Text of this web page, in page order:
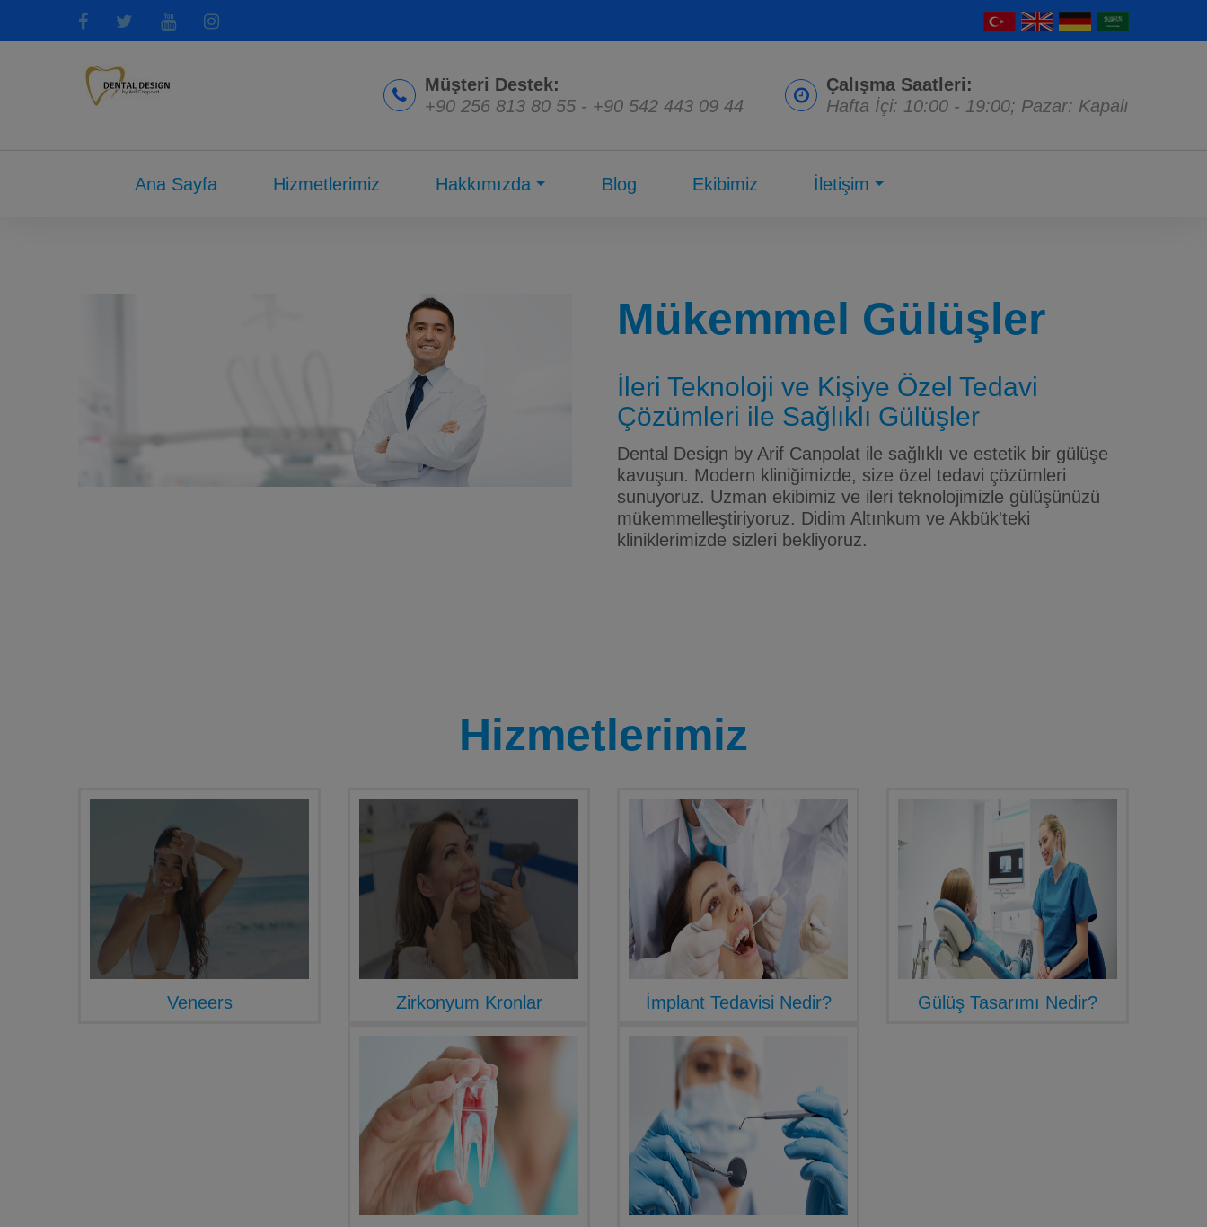
Müşteri Destek:
+90 256 813 80 55 - +90 542 443 09 44
Çalışma Saatleri:
Hafta İçi: 10:00 - 19:00; Pazar: Kapalı
Ana Sayfa Hizmetlerimiz Hakkımızda Blog Ekibimiz İletişim
Mükemmel Gülüşler
İleri Teknoloji ve Kişiye Özel Tedavi
Çözümleri ile Sağlıklı Gülüşler
Dental Design by Arif Canpolat ile sağlıklı ve estetik bir gülüşe
kavuşun. Modern kliniğimizde, size özel tedavi çözümleri
sunuyoruz. Uzman ekibimiz ve ileri teknolojimizle gülüşünüzü
mükemmelleştiriyoruz. Didim Altınkum ve Akbük'teki
kliniklerimizde sizleri bekliyoruz.
Hizmetlerimiz
Veneers Zirkonyum Kronlar İmplant Tedavisi Nedir? Gülüş Tasarımı Nedir?